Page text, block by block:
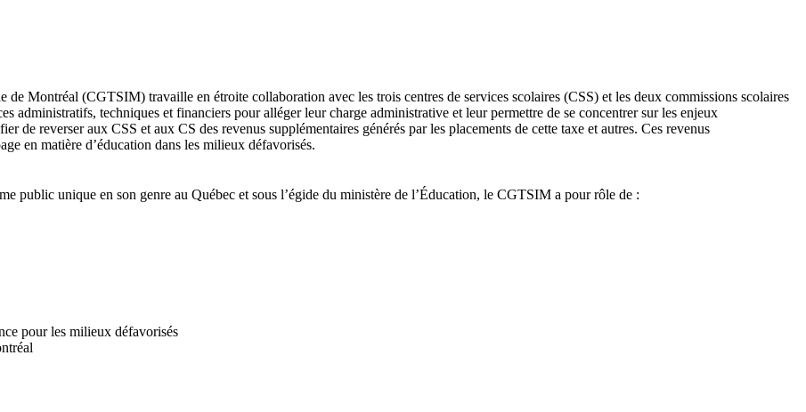
de Montréal (CGTSIM) travaille en étroite collaboration avec les trois centres de services scolaires (CSS) et les deux commissions scolaires
administratifs, techniques et financiers pour alléger leur charge administrative et leur permettre de se concentrer sur les enjeux
de reverser aux CSS et aux CS des revenus supplémentaires générés par les placements de cette taxe et autres. Ces revenus
en matière d’éducation dans les milieux défavorisés.
public unique en son genre au Québec et sous l’égide du ministère de l’Éducation, le CGTSIM a pour rôle de :
pour les milieux défavorisés